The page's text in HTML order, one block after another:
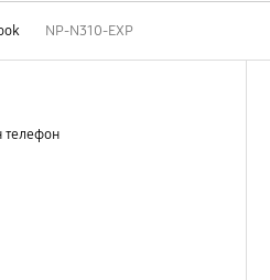
NP-N310-EXP
телефон